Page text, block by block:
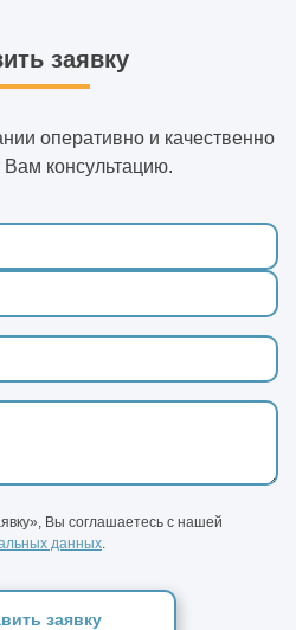
заявку
оперативно и качественно
Вам консультацию.
Вы соглашаетесь с нашей
данных
заявку